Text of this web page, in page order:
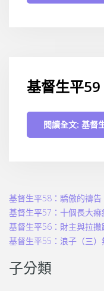
基督生平
閱讀全文: 基督
基督生平58：驕傲的禱告
基督生平57：十個長大痳
基督生平56：財主與拉撒
基督生平55：浪子（三）
子分類